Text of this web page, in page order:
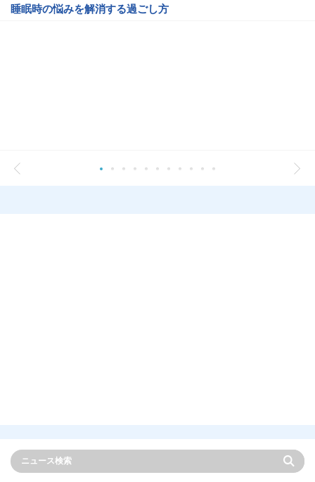
睡眠時の悩みを解消する過ごし方